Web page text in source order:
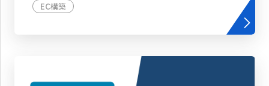
EC構築